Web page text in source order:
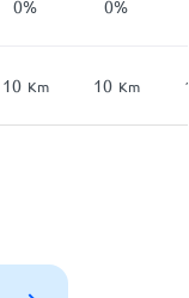
0% 0%
10 Km 10 Km